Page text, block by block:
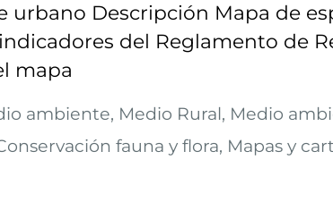
urbano Descripción Mapa de
del Reglamento de
mapa
ambiente, Medio Rural, Medio
fauna y flora, Mapas y